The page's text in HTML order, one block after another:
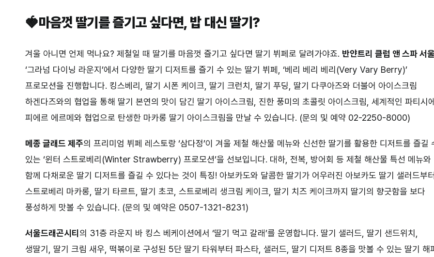
🍓마음껏 딸기를 즐기고 싶다면, 밥 대신 딸기?
겨울 아니면 언제 먹나요? 제철일 때 딸기를 마음껏 즐기고 싶다면 딸기 뷔페로 달려가야죠. 반얀트리 클럽 앤 스파 서
‘그라넘 다이닝 라운지’에서 다양한 딸기 디저트를 즐기 수 있는 딸기 뷔페, ‘베리 베리 베리(Very Vary Berry)’
프로모션을 진행합니다. 킹스베리, 딸기 시폰 케이크, 딸기 크런치, 딸기 푸딩, 딸기 다쿠아즈와 더불어 아이스크림
하겐다즈와의 협업을 통해 딸기 본연의 맛이 담긴 딸기 아이스크림, 진한 풍미의 초콜릿 아이스크림, 세계적인 파티시
피에르 에르메와 협업으로 탄생한 마카롱 딸기 아이스크림을 만날 수 있습니다. (문의 및 예약 02-2250-8000)
메종 글래드 제주의 프리미엄 뷔페 레스토랑 ‘삼다정’이 겨울 제철 해산물 메뉴와 신선한 딸기를 활용한 디저트를 즐길
있는 ‘윈터 스트로베리(Winter Strawberry) 프로모션’을 선보입니다. 대하, 전복, 방어회 등 제철 해산물 특선 메뉴와
함께 다채로운 딸기 디저트를 즐길 수 있다는 것이 특징! 아보카도와 달콤한 딸기가 어우러진 아보카도 딸기 샐러드부
스트로베리 마카롱, 딸기 타르트, 딸기 초코, 스트로베리 생크림 케이크, 딸기 치즈 케이크까지 딸기의 향긋함을 보다
풍성하게 맛볼 수 있습니다. (문의 및 예약은 0507-1321-8231)
서울드래곤시티의 31층 라운지 바 킹스 베케이션에서 ‘딸기 먹고 갈래’를 운영합니다. 딸기 샐러드, 딸기 샌드위치,
생딸기, 딸기 크림 새우, 떡볶이로 구성된 5단 딸기 타워부터 파스타, 샐러드, 딸기 디저트 8종을 맛볼 수 있는 딸기 해